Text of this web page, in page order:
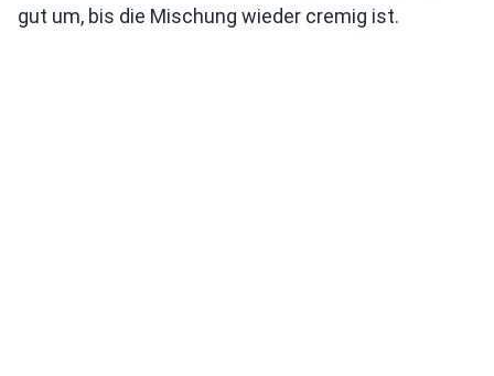
gut um, bis die Mischung wieder cremig ist.